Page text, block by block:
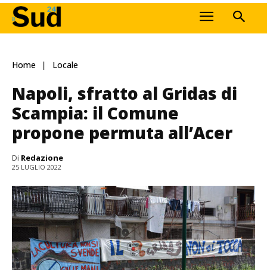
Home Locale
Napoli, sfratto al Gridas di
Scampia: il Comune
propone permuta all’Acer
Di Redazione
25 LUGLIO 2022